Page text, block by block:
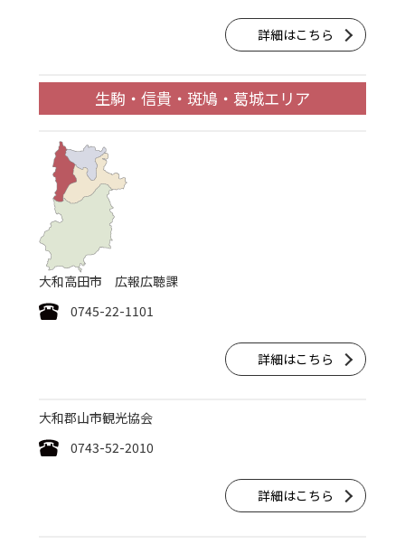
詳細はこちら
生駒・信貴・斑鳩・葛城エリア
大和高田市 広報広聴課
0745-22-1101
詳細はこちら
大和郡山市観光協会
0743-52-2010
詳細はこちら